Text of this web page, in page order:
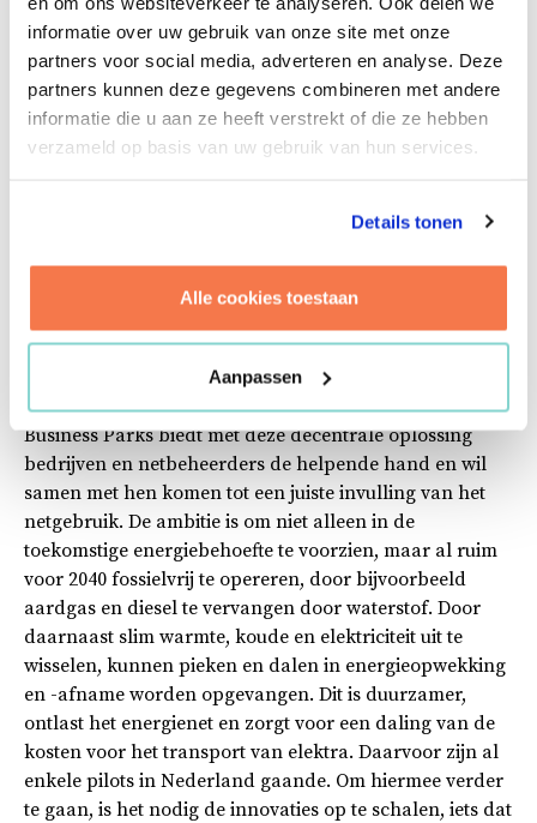
informatie over uw gebruik van onze site met onze
partners voor social media, adverteren en analyse. Deze
partners kunnen deze gegevens combineren met andere
informatie die u aan ze heeft verstrekt of die ze hebben
verzameld op basis van uw gebruik van hun services.
Details tonen
Alle cookies toestaan
Aanpassen
implementeren van complexe samenwerkingsprocessen
op het gebied van bouw, vastgoed en infra. Kuijpers en
Essent ontwikkelen het technische ontwerp en
verzorgen de realisatie van de installatietechniek en
digitale laag. Kuijpers blijft bovendien betrokken als
servicepartner terwijl Essent (gedeeltelijk) eigenaar
is voor de exploitatie. POM is belangenbehartiger van
partijen die zich inzetten voor een goed, duurzaam en
toekomstbestendig vestigingsklimaat.
Een lokaal energienetwerk als oplossing
Combinaties zoeken in vraag en aanbod en dat slim
benutten, daar gelooft Smart Business Parks in. Smart
Business Parks biedt met deze decentrale oplossing
bedrijven en netbeheerders de helpende hand en wil
samen met hen komen tot een juiste invulling van het
netgebruik. De ambitie is om niet alleen in de
toekomstige energiebehoefte te voorzien, maar al ruim
voor 2040 fossielvrij te opereren, door bijvoorbeeld
aardgas en diesel te vervangen door waterstof. Door
daarnaast slim warmte, koude en elektriciteit uit te
wisselen, kunnen pieken en dalen in energieopwekking
en -afname worden opgevangen. Dit is duurzamer,
ontlast het energienet en zorgt voor een daling van de
kosten voor het transport van elektra. Daarvoor zijn al
enkele pilots in Nederland gaande. Om hiermee verder
te gaan, is het nodig de innovaties op te schalen, iets dat